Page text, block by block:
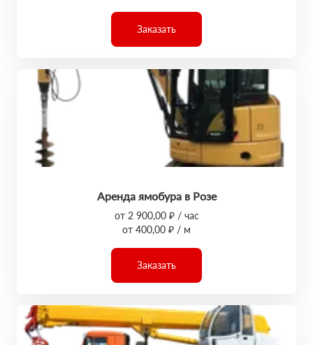
Заказать
Аренда ямобура в Розе
от 2 900,00 ₽ / час
от 400,00 ₽ / м
Заказать